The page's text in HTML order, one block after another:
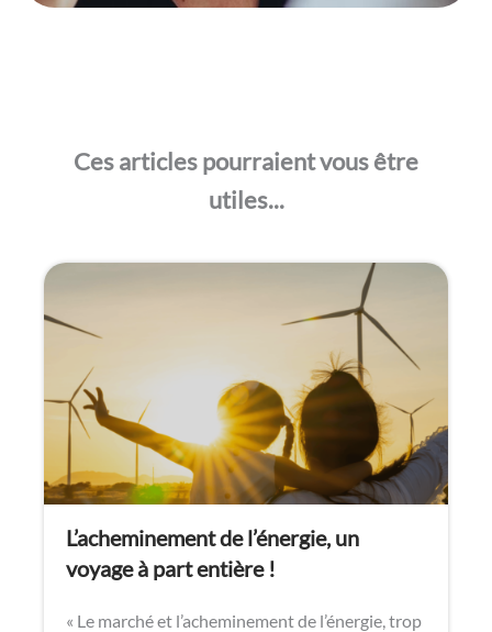
Ces articles pourraient vous être
utiles...
L’acheminement de l’énergie, un
voyage à part entière !
« Le marché et l’acheminement de l’énergie, trop